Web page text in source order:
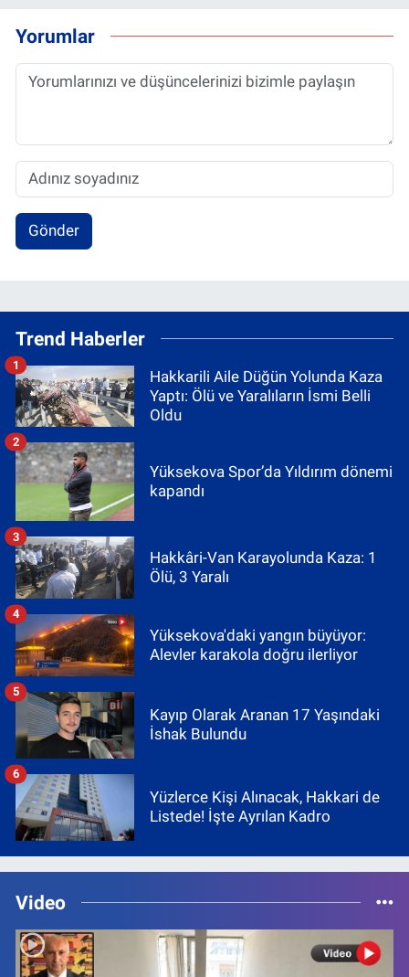
Yorumlar
Gönder
Trend Haberler
Hakkarili Aile Düğün Yolunda Kaza
Yaptı: Ölü ve Yaralıların İsmi Belli
Oldu
1
Yüksekova Spor’da Yıldırım dönemi
kapandı
2
Hakkâri-Van Karayolunda Kaza: 1
Ölü, 3 Yaralı
3
Yüksekova'daki yangın büyüyor:
Alevler karakola doğru ilerliyor
4
Kayıp Olarak Aranan 17 Yaşındaki
İshak Bulundu
5
Yüzlerce Kişi Alınacak, Hakkari de
Listede! İşte Ayrılan Kadro
6
Video